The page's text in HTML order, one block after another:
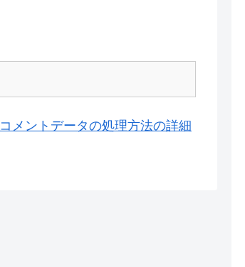
コメントデータの処理方法の詳細